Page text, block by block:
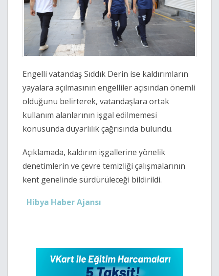
Engelli vatandaş Sıddık Derin ise kaldırımların
yayalara açılmasının engelliler açısından önemli
olduğunu belirterek, vatandaşlara ortak
kullanım alanlarının işgal edilmemesi
konusunda duyarlılık çağrısında bulundu.
Açıklamada, kaldırım işgallerine yönelik
denetimlerin ve çevre temizliği çalışmalarının
kent genelinde sürdürüleceği bildirildi.
Hibya Haber Ajansı